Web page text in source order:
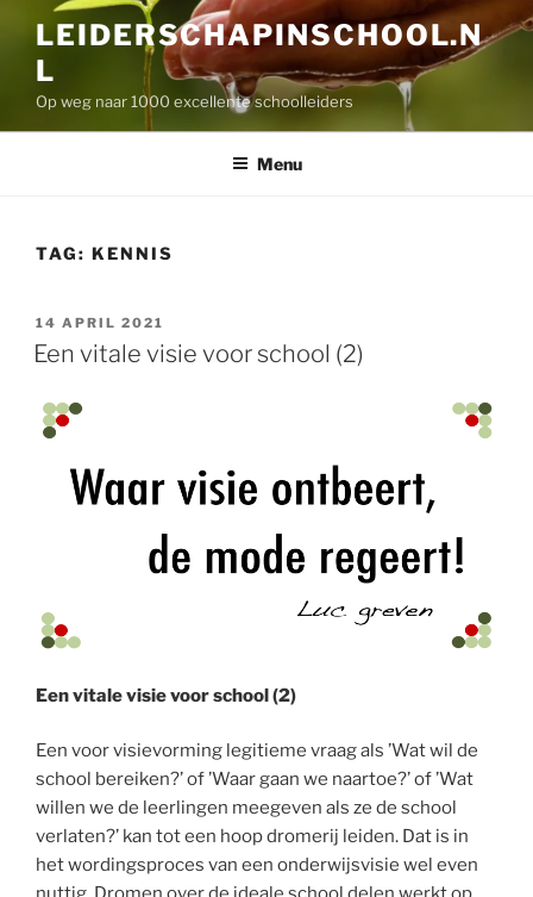
LEIDERSCHAPINSCHOOL.N
L
Op weg naar 1000 excellente schoolleiders
Menu
TAG: KENNIS
POSTED
ON
14 APRIL 2021
Een vitale visie voor school (2)
Een vitale visie voor school (2)
Een voor visievorming legitieme vraag als ’Wat wil de
school bereiken?’ of ’Waar gaan we naartoe?’ of ’Wat
willen we de leerlingen meegeven als ze de school
verlaten?’ kan tot een hoop dromerij leiden. Dat is in
het wordingsproces van een onderwijsvisie wel even